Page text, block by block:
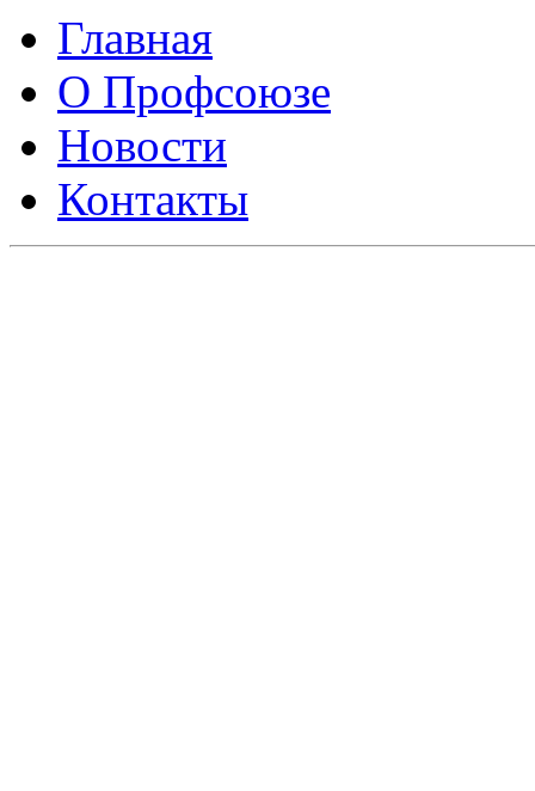
Главная
О Профсоюзе
Новости
Контакты